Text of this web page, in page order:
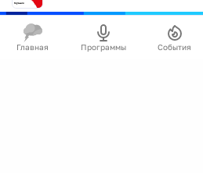
Главная Программы События